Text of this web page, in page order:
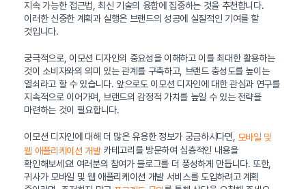
지속 가능한 접근법, 최신 기술의 융합에 집중하는 것을 추천합니다.
이러한 신중한 계획과 실행은 브랜드의 성공에 실질적인 기여를 할
것입니다.
궁극적으로, 이모션 디자인의 중요성을 이해하고 이를 최대한 활용하는
것이 소비자와의 의미 있는 관계를 구축하고, 브랜드 충성도를 높이는
열쇠라고 할 수 있습니다. 앞으로도 이모션 디자인에 대한 관심과 연구를
지속적으로 이어가며, 브랜드의 감정적 가치를 높일 수 있는 전략을
마련하는 것이 필요합니다.
이모션 디자인에 대해 더 많은 유용한 정보가 궁금하시다면, 모바일 및
웹 애플리케이션 개발카테고리를 방문하여 심층적인 내용을
확인해보세요! 여러분의 참여가 블로그를 더 풍성하게 만듭니다. 또한,
귀사가 모바일 및 웹 애플리케이션 개발 서비스를 도입하려고 계획